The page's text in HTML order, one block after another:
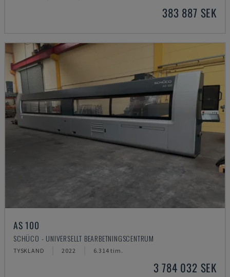
383 887 SEK
AS 100
SCHÜCO - UNIVERSELLT BEARBETNINGSCENTRUM
TYSKLAND 2022 6.314 tim.
3 784 032 SEK